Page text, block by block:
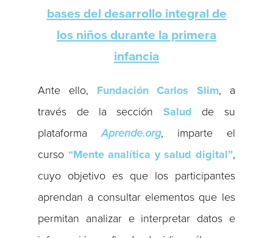
bases del desarrollo integral de
los niños durante la primera
infancia
Ante ello, Fundación Carlos Slim, a
través de la sección Salud de su
plataformaAprende.org, imparte el
curso “Mente analítica y salud digital”,
cuyo objetivo es que los participantes
aprendan a consultar elementos que les
permitan analizar e interpretar datos e